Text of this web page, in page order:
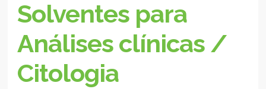
Solventes para
Análises clínicas /
Citologia